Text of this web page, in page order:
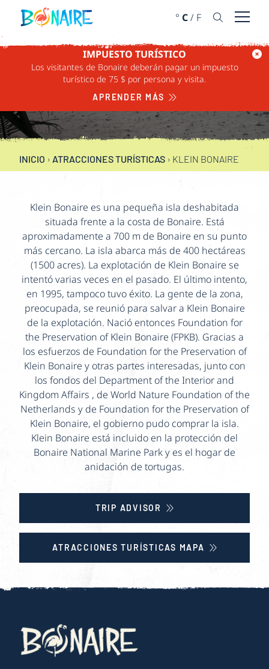
IR AL CONTENIDO
° C/ F Abrir
IMPUESTO TURÍSTICO
Los visitantes de Bonaire deberán pagar un impuesto
turístico de 75 $ por persona y visita.
APRENDER MÁS
KLEIN BONAIRE
INICIO › ATRACCIONES TURÍSTICAS › KLEIN BONAIRE
Klein Bonaire es una pequeña isla deshabitada
situada frente a la costa de Bonaire. Está
aproximadamente a 700 m de Bonaire en su punto
más cercano. La isla abarca más de 400 hectáreas
(1500 acres). La explotación de Klein Bonaire se
intentó varias veces en el pasado. El último intento,
en 1995, tampoco tuvo éxito. La gente de la zona,
preocupada, se reunió para salvar a Klein Bonaire
de la explotación. Nació entonces Foundation for
the Preservation of Klein Bonaire (FPKB). Gracias a
los esfuerzos de Foundation for the Preservation of
Klein Bonaire y otras partes interesadas, junto con
los fondos del Department of the Interior and
Kingdom Affairs , de World Nature Foundation of the
Netherlands y de Foundation for the Preservation of
Klein Bonaire, el gobierno pudo comprar la isla.
Klein Bonaire está incluido en la protección del
Bonaire National Marine Park y es el hogar de
anidación de tortugas.
TRIP ADVISOR
ATRACCIONES TURÍSTICAS MAPA